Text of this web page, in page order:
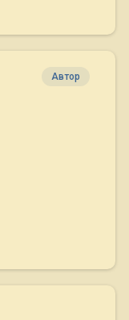
Автор